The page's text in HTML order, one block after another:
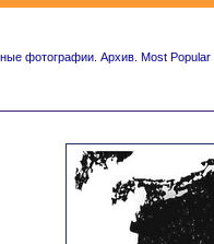
фотографии. Архив. Most Popular